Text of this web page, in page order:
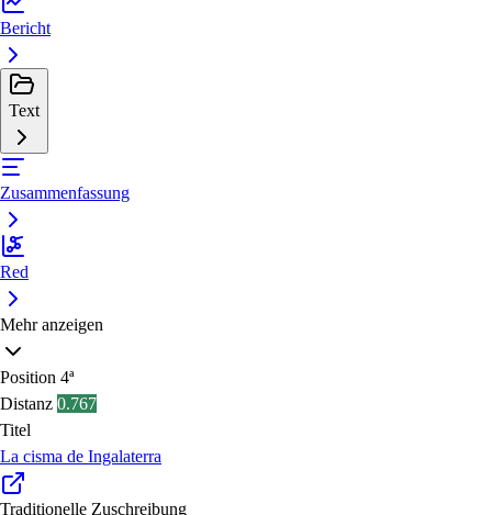
Bericht
Text
Zusammenfassung
Red
Mehr anzeigen
Position 4ª
Distanz 0.767
Titel
La cisma de Ingalaterra
Traditionelle Zuschreibung